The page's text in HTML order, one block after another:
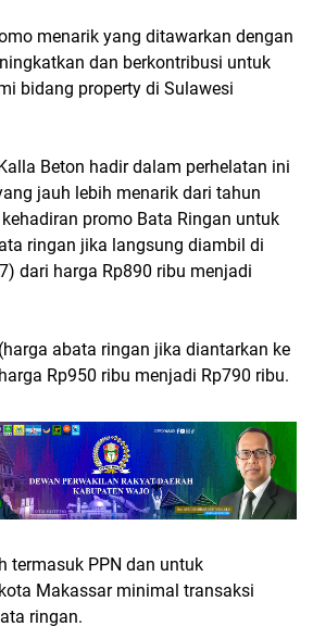
menarik yang ditawarkan dengan
dan berkontribusi untuk
bidang property di Sulawesi
Beton hadir dalam perhelatan ini
jauh lebih menarik dari tahun
promo Bata Ringan untuk
ringan jika langsung diambil di
dari harga Rp890 ribu menjadi
abata ringan jika diantarkan ke
Rp950 ribu menjadi Rp790 ribu.
termasuk PPN dan untuk
Makassar minimal transaksi
ringan.